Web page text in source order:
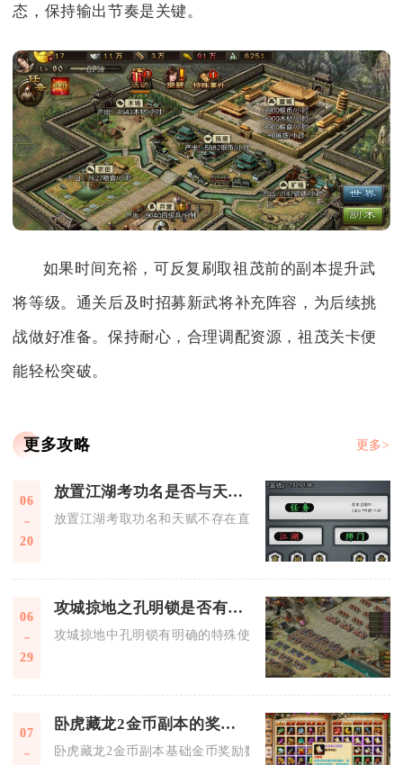
态，保持输出节奏是关键。
如果时间充裕，可反复刷取祖茂前的副本提升武
将等级。通关后及时招募新武将补充阵容，为后续挑
战做好准备。保持耐心，合理调配资源，祖茂关卡便
能轻松突破。
更多攻略 更多>
06
20
放置江湖考功名是否与天赋有关
放置江湖考取功名和天赋不存在直接关联，各类先天、经脉
06
29
攻城掠地之孔明锁是否有特殊的使用要求
攻城掠地中孔明锁有明确的特殊使用要求，核心集中在时效
07 卧虎藏龙2金币副本的奖励是否与等级有关
卧虎藏龙2金币副本基础金币奖励数值和角色自身等级没有